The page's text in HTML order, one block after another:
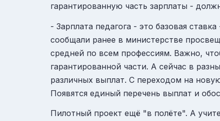
гарантированную часть зарплаты -
- Зарплата педагога - это базовая
сообщали ранее в министерстве
средней по всем профессиям. Важно,
гарантированной части. А сейчас в
различных выплат. С переходом на
Появятся единый перечень выплат и
Пилотный проект ещё "в полёте". А